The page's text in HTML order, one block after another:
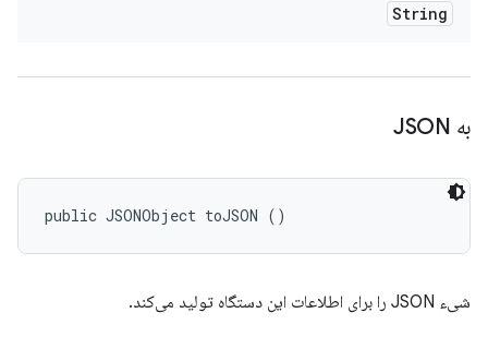
String
به JSON
public JSONObject toJSON ()
شیء JSON را برای اطلاعات این دستگاه تولید می‌کند.